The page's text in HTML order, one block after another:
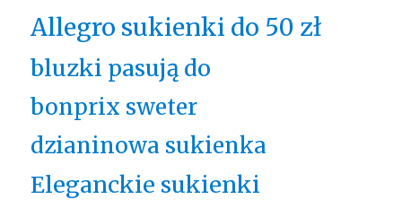
Allegro sukienki do 50 zł
bluzki pasują do
bonprix sweter
dzianinowa sukienka
Eleganckie sukienki